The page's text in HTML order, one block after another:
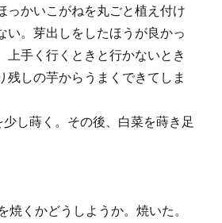
っかいこがねを丸ごと植え付け
い。芽出しをしたほうが良かっ
上手く行くときと行かないとき
残しの芋からうまくできてしま
し蒔く。その後、白菜を蒔き足
焼くかどうしようか。焼いた。